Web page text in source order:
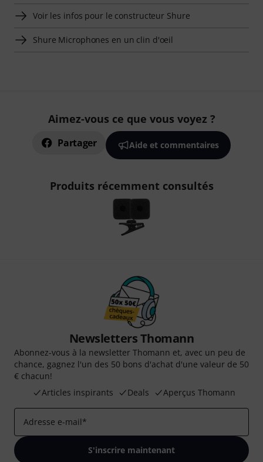
Voir les infos pour le constructeur Shure
Shure Microphones en un clin d'oeil
Aimez-vous ce que vous voyez ?
Partager Aide et commentaires
Produits récemment consultés
Newsletters Thomann
Abonnez-vous à la newsletter Thomann et, avec un peu de
chance, gagnez l'un des 50 bons d'achat d'une valeur de 50
€ chacun!
Articles inspirants
Deals Aperçus Thomann
Adresse e-mail*
S'inscrire maintenant